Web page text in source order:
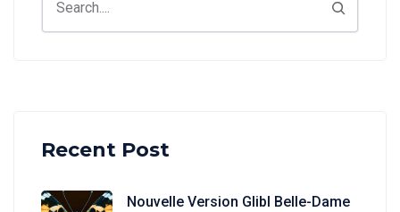
Recent Post
Nouvelle Version Glibl Belle-Dame